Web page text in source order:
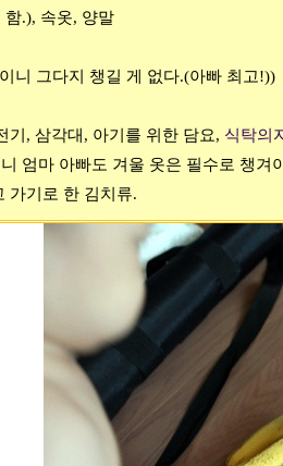
함.), 속옷, 양말
니 그다지 챙길 게 없다.(아빠 최고!))
기, 삼각대, 아기를 위한 담요, 식탁의
엄마 아빠도 겨울 옷은 필수로 챙겨
가기로 한 김치류.